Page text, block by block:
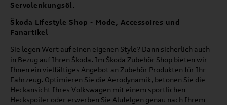
Servolenkungsöl.
Škoda Lifestyle Shop - Mode, Accessoires und
Fanartikel
Sie legen Wert auf einen eigenen Style? Dann sicherlich auch
in Bezug auf Ihren Škoda. Im Škoda Zubehör Shop bieten wir
Ihnen ein vielfältiges Angebot an Zubehör Produkten für Ihr
Fahrzeug. Optimieren Sie die Aerodynamik, betonen Sie die
Heckansicht Ihres Volkswagen mit einem sportlichen
Heckspoiler oder erwerben Sie Alufelgen genau nach Ihrem